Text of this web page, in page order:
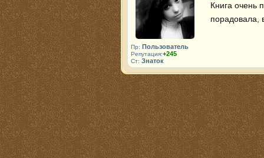
Пр: Пользователь
Репутация:+245
Ст: Знаток
Книга очень
порадовала,